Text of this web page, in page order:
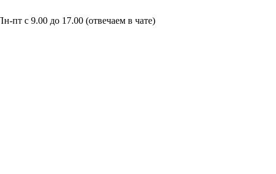
пт с 9.00 до 17.00 (отвечаем в чате)